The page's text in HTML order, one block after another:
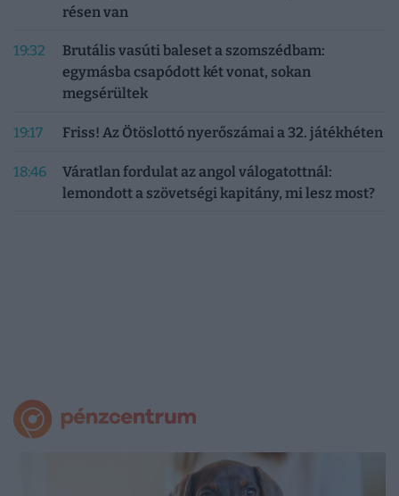
résen van
19:32
Brutális vasúti baleset a szomszédbam:
egymásba csapódott két vonat, sokan
megsérültek
19:17 Friss! Az Ötöslottó nyerőszámai a 32. játékhéten
18:46
Váratlan fordulat az angol válogatottnál:
lemondott a szövetségi kapitány, mi lesz most?